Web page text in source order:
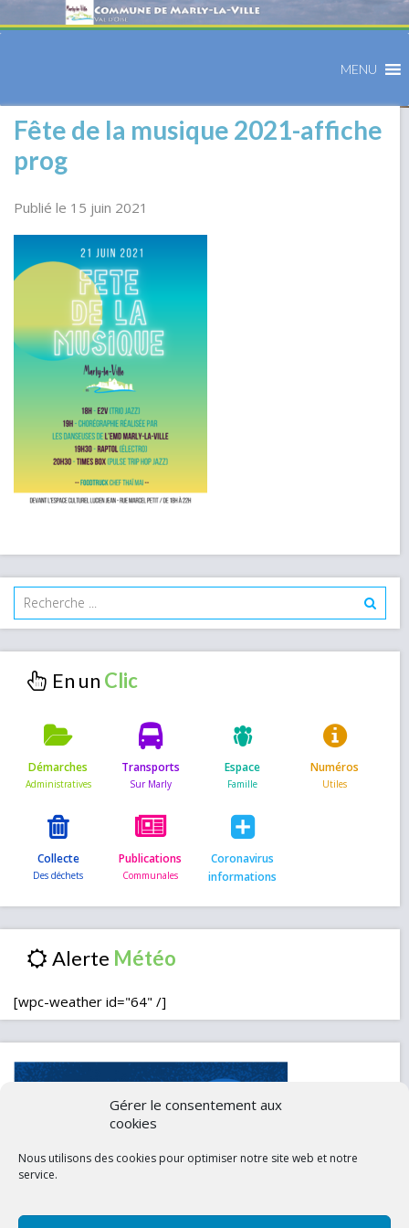
Gérer le consentement aux
cookies
Nous utilisons des cookies pour optimiser notre site web et notre
service.
MENU
Fête de la musique 2021-affiche
prog
Publié le 15 juin 2021
En un
Démarches Transports Espace Numéros
Collecte Publications
Coronavirus
informations
Alerte
[wpc-weather id="64" /]